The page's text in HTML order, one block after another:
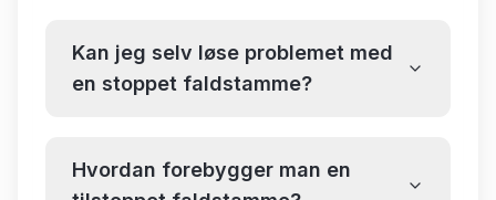
Kan jeg selv løse problemet med
en stoppet faldstamme?
Hvordan forebygger man en